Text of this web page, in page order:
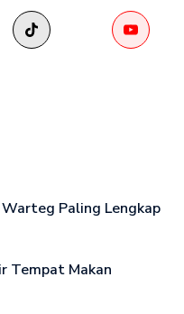
Paling Lengkap
Tempat Makan